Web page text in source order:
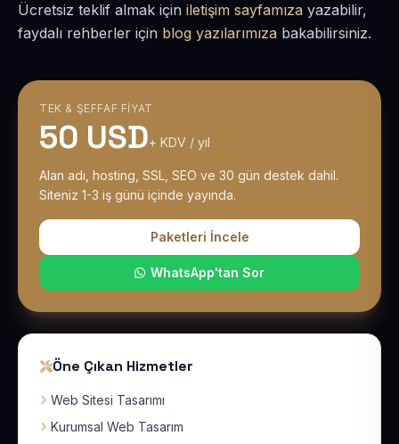
Ücretsiz teklif almak için iletişim sayfamıza yazabilir,
faydalı rehberler için blog yazılarımıza bakabilirsiniz.
TEK & ŞEFFAF FIYAT
50 USD+ KDV / yıl
Alan adı, hosting, SSL, SEO ve 30 gün destek dahil.
Siteniz 1-3 iş günü içinde yayında.
Paketleri İncele
WhatsApp'tan Sor
Öne Çıkan Hizmetler
Web Sitesi Tasarımı
Kurumsal Web Tasarım